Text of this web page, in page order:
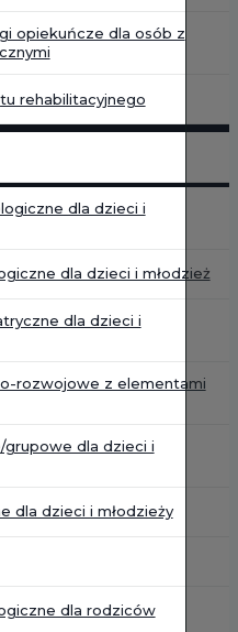
opiekuńcze dla osób z
rehabilitacyjnego
dla dzieci i
dla dzieci i młodzież
dla dzieci i
rozwojowe z elementami
grupowe dla dzieci i
dla dzieci i młodzieży
dla rodziców